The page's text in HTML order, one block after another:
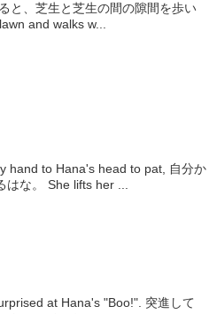
と、芝生と芝生の間の隙間を歩い
and walks w...
to Hana's head to pat, 自分か
な。 She lifts her ...
at Hana's "Boo!". 突進して